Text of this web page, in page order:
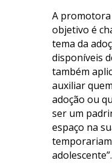
A promotora
objetivo é
tema da
disponíveis
também
auxiliar
adoção ou
ser um
espaço na
adolescente”.